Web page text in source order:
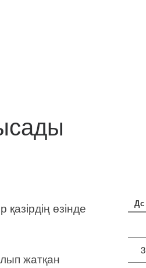
өзінде
жатқан
Дс
3